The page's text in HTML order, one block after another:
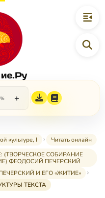
+
культуре, I
Читать онлайн
(ТВОРЧЕСКОЕ СОБИРАНИЕ
ФЕОДОСИЙ ПЕЧЕРСКИЙ
И ЕГО «ЖИТИЕ»
ТЕКСТА